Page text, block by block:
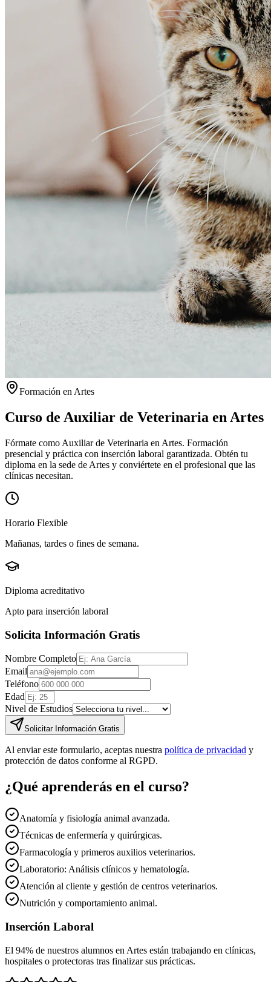
Formación en Artes
Curso de Auxiliar de Veterinaria en Artes
Fórmate como Auxiliar de Veterinaria en Artes. Formación
presencial y práctica con inserción laboral garantizada. Obtén tu
diploma en la sede de Artes y conviértete en el profesional que las
clínicas necesitan.
Horario Flexible
Mañanas, tardes o fines de semana.
Diploma acreditativo
Apto para inserción laboral
Solicita Información Gratis
Nombre Completo
Email
Teléfono
Edad
Nivel de Estudios
Solicitar Información Gratis
Al enviar este formulario, aceptas nuestra política de privacidad y
protección de datos conforme al RGPD.
¿Qué aprenderás en el curso?
Anatomía y fisiología animal avanzada.
Técnicas de enfermería y quirúrgicas.
Farmacología y primeros auxilios veterinarios.
Laboratorio: Análisis clínicos y hematología.
Atención al cliente y gestión de centros veterinarios.
Nutrición y comportamiento animal.
Inserción Laboral
El 94% de nuestros alumnos en Artes están trabajando en clínicas,
hospitales o protectoras tras finalizar sus prácticas.